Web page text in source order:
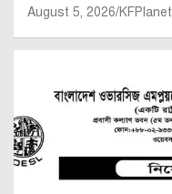
August 5, 2026 KFPlanet